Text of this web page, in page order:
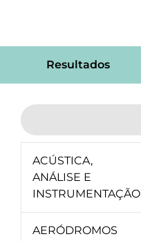
Resultados
ACÚSTICA,
ANÁLISE E
INSTRUMENTAÇÃO
AERÓDROMOS